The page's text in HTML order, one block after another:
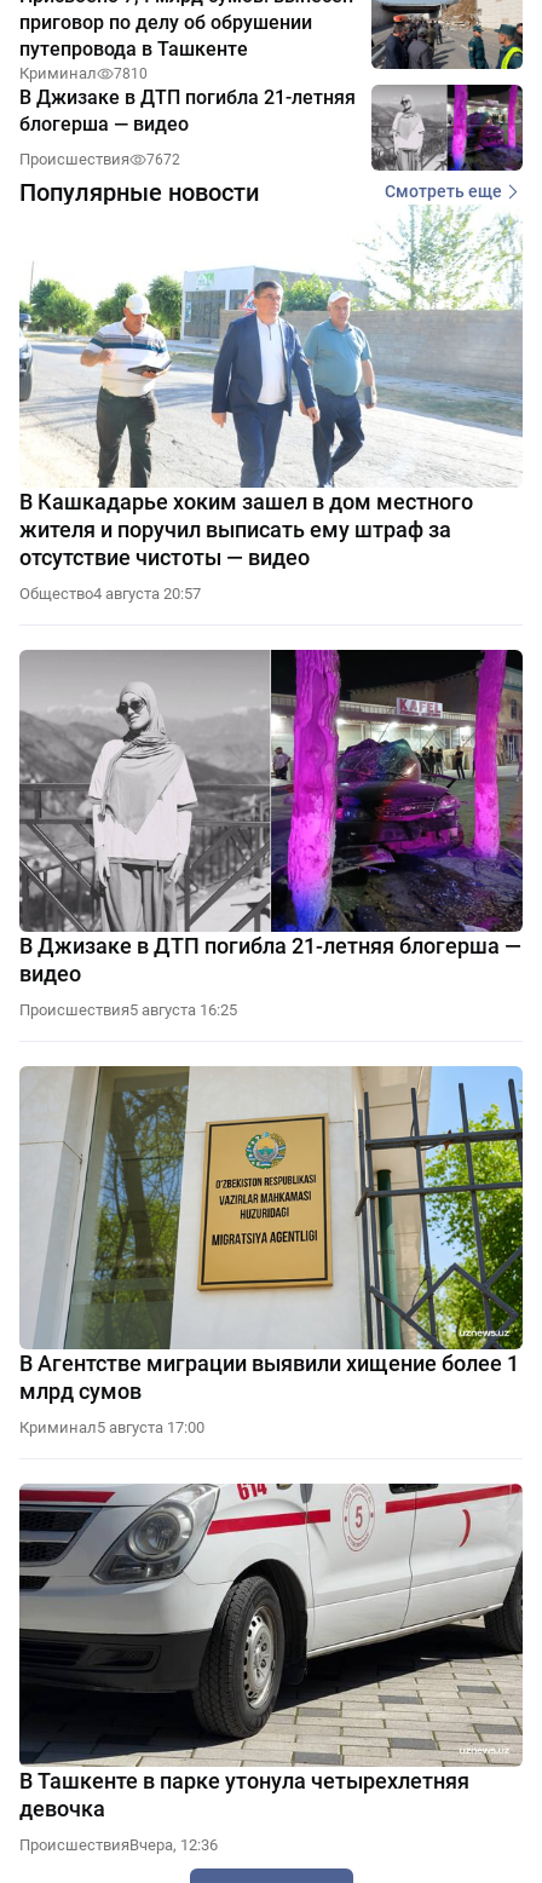
приговор по делу об обрушении
путепровода в Ташкенте
Криминал 7810
В Джизаке в ДТП погибла 21-летняя
блогерша — видео
Происшествия 7672
Популярные новости Смотреть еще
В Кашкадарье хоким зашел в дом местного
жителя и поручил выписать ему штраф за
отсутствие чистоты — видео
Общество4 августа 20:57
В Джизаке в ДТП погибла 21-летняя блогерша —
видео
Происшествия5 августа 16:25
В Агентстве миграции выявили хищение более 1
млрд сумов
Криминал5 августа 17:00
В Ташкенте в парке утонула четырехлетняя
девочка
ПроисшествияВчера, 12:36